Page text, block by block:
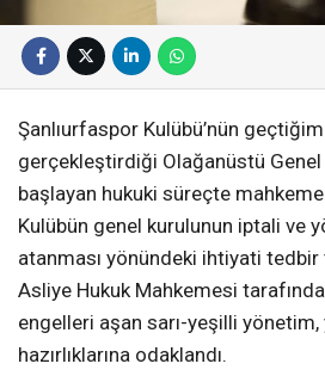
Şanlıurfaspor Kulübü’nün
gerçekleştirdiği Olağanüstü Genel
başlayan hukuki süreçte
Kulübün genel kurulunun iptali ve
atanması yönündeki ihtiyati tedbir
Asliye Hukuk Mahkemesi
engelleri aşan sarı-yeşilli
hazırlıklarına odaklandı.